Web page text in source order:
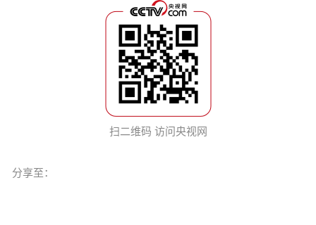
扫二维码 访问央视网
分享至：